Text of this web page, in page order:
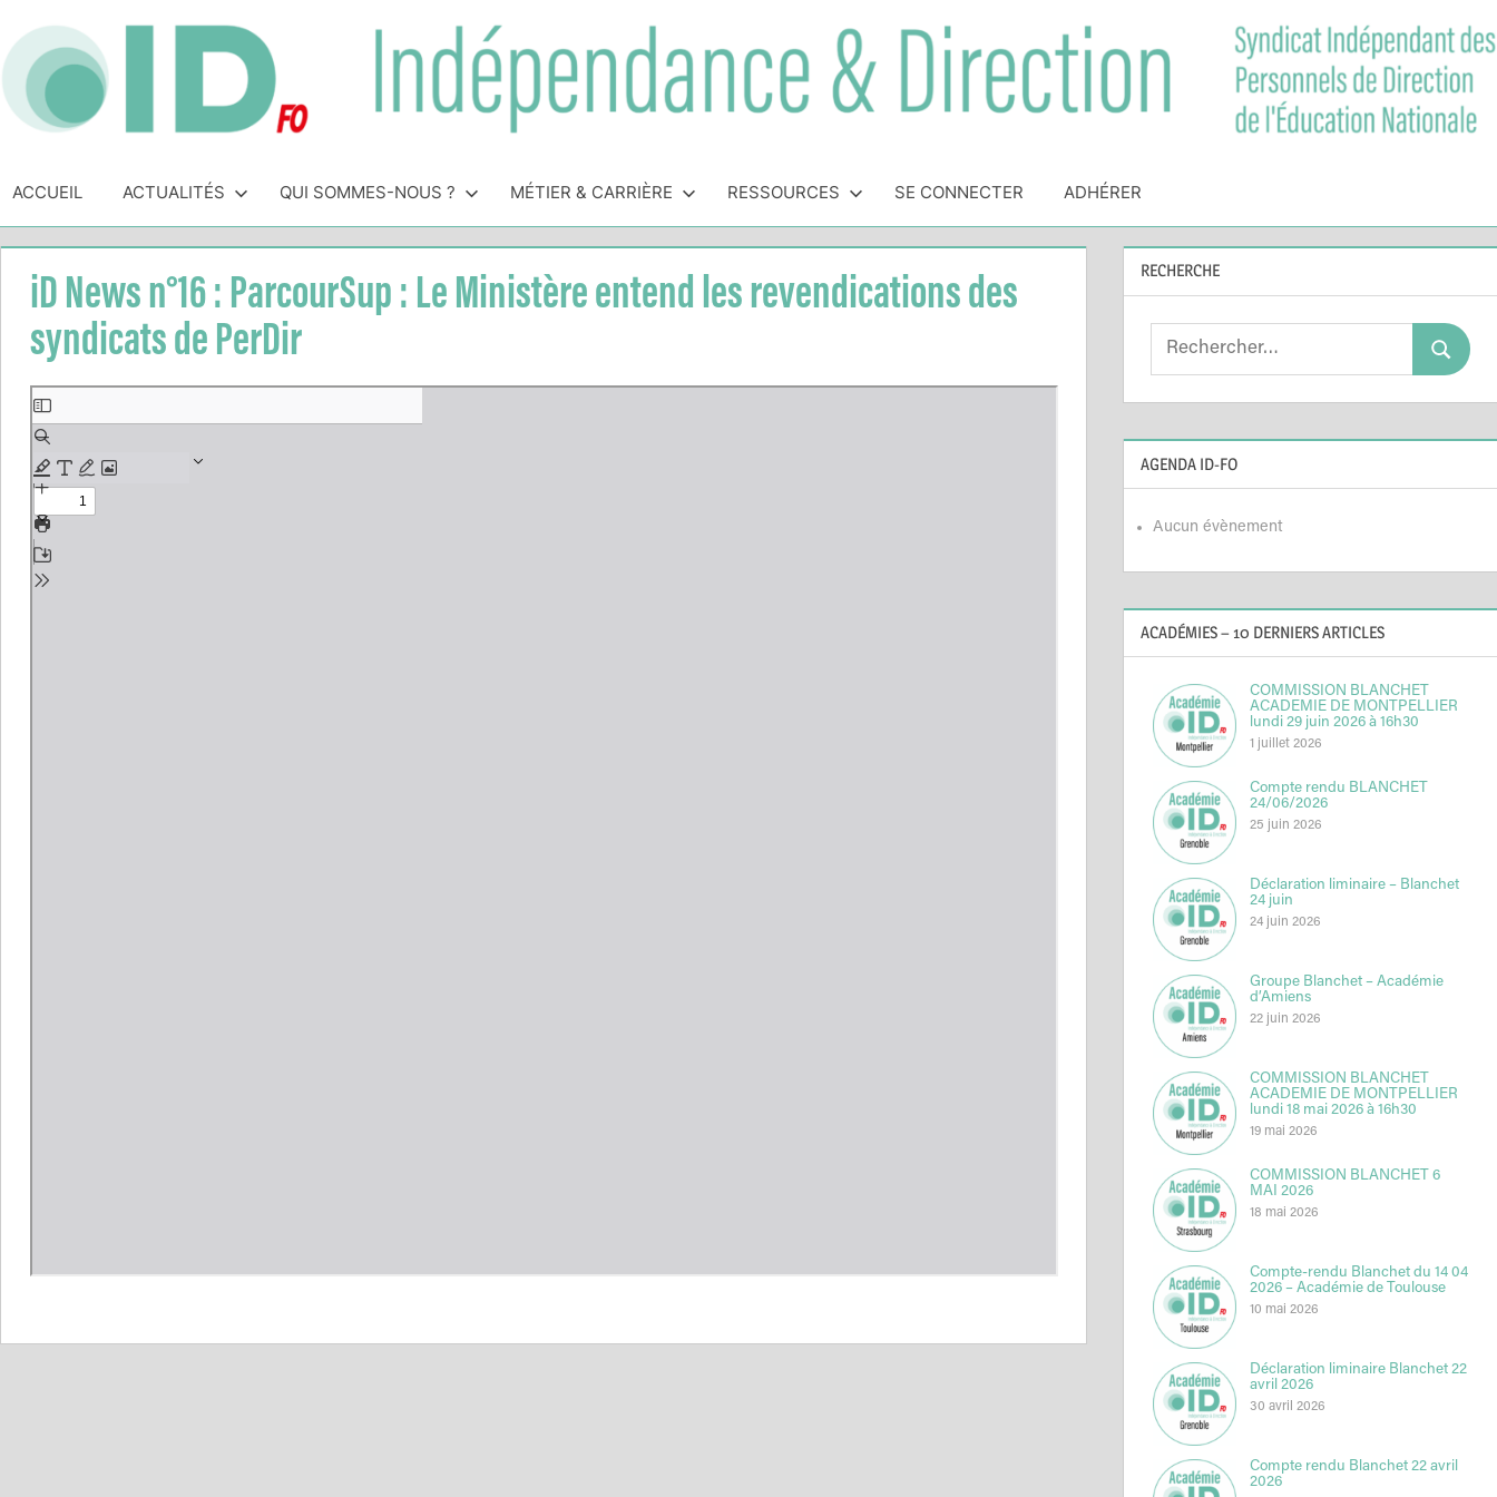
content
&
Direction
indépendant
direction
l'Éducation
ACCUEIL ACTUALITÉS QUI SOMMES-NOUS ? MÉTIER & CARRIÈRE RESSOURCES SE CONNECTER ADHÉRER
iD News n°16 : ParcourSup : Le Ministère entend les revendications des
syndicats de PerDir
Aller
au
PDF
RECHERCHE
Search
Search
AGENDA ID-FO
Aucun évènement
ACADÉMIES – 10 DERNIERS ARTICLES
COMMISSION BLANCHET
ACADEMIE DE MONTPELLIER
lundi 29 juin 2026 à 16h30
1 juillet 2026
Compte rendu BLANCHET
24/06/2026
25 juin 2026
Déclaration liminaire – Blanchet
24 juin
24 juin 2026
Groupe Blanchet – Académie
d’Amiens
22 juin 2026
COMMISSION BLANCHET
ACADEMIE DE MONTPELLIER
lundi 18 mai 2026 à 16h30
19 mai 2026
COMMISSION BLANCHET 6
MAI 2026
18 mai 2026
Compte-rendu Blanchet du 14 04
2026 – Académie de Toulouse
10 mai 2026
Déclaration liminaire Blanchet 22
avril 2026
30 avril 2026
Compte rendu Blanchet 22 avril
2026